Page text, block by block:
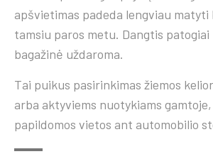
apšvietimas padeda lengviau
tamsiu paros metu. Dangtis
bagažinė uždaroma.
Tai puikus pasirinkimas žiemos
arba aktyviems nuotykiams
papildomos vietos ant automobilio